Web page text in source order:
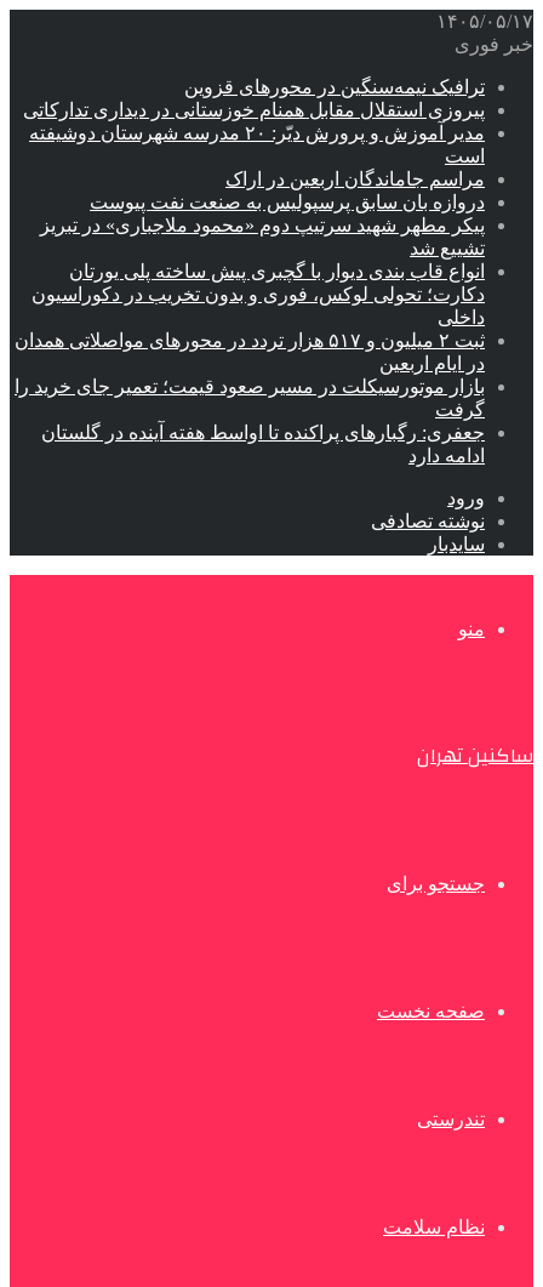
۱۴۰۵/۰۵/۱۷
خبر فوری
ترافیک نیمه‌سنگین در محورهای قزوین
پیروزی استقلال مقابل همنام خوزستانی در دیداری تدارکاتی
مدیر آموزش و پرورش دیّر: ۲۰ مدرسه شهرستان دوشیفته
است
مراسم جاماندگان اربعین در اراک
دروازه بان سابق پرسپولیس به صنعت نفت پیوست
پیکر مطهر شهید سرتیپ دوم «محمود ملاجباری» در تبریز
تشییع شد
انواع قاب بندی دیوار با گچبری پیش ساخته پلی یورتان
دکارت؛ تحولی لوکس، فوری و بدون تخریب در دکوراسیون
داخلی
ثبت ۲ میلیون و ۵۱۷ هزار تردد در محورهای مواصلاتی همدان
در ایام اربعین
بازار موتورسیکلت در مسیر صعود قیمت؛ تعمیر جای خرید را
گرفت
جعفری: رگبارهای پراکنده تا اواسط هفته آینده در گلستان
ادامه دارد
ورود
نوشته تصادفی
سایدبار
منو
ساکنین تهران
جستجو برای
صفحه نخست
تندرستی
نظام سلامت